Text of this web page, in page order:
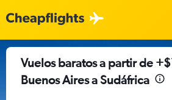
Vuelos baratos a partir de
Buenos Aires a Sudáfrica